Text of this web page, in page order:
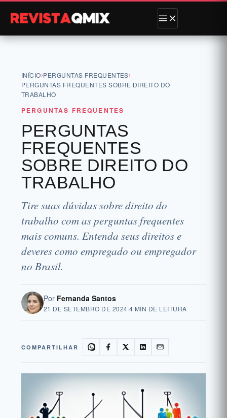
INÍCIO›PERGUNTAS FREQUENTES›
PERGUNTAS FREQUENTES SOBRE DIREITO DO
TRABALHO
PERGUNTAS FREQUENTES
PERGUNTAS
FREQUENTES
SOBRE DIREITO DO
TRABALHO
Tire suas dúvidas sobre direito do
trabalho com as perguntas frequentes
mais comuns. Entenda seus direitos e
deveres como empregado ou empregador
no Brasil.
Por Fernanda Santos
21 DE SETEMBRO DE 2024·4 MIN DE LEITURA
COMPARTILHAR